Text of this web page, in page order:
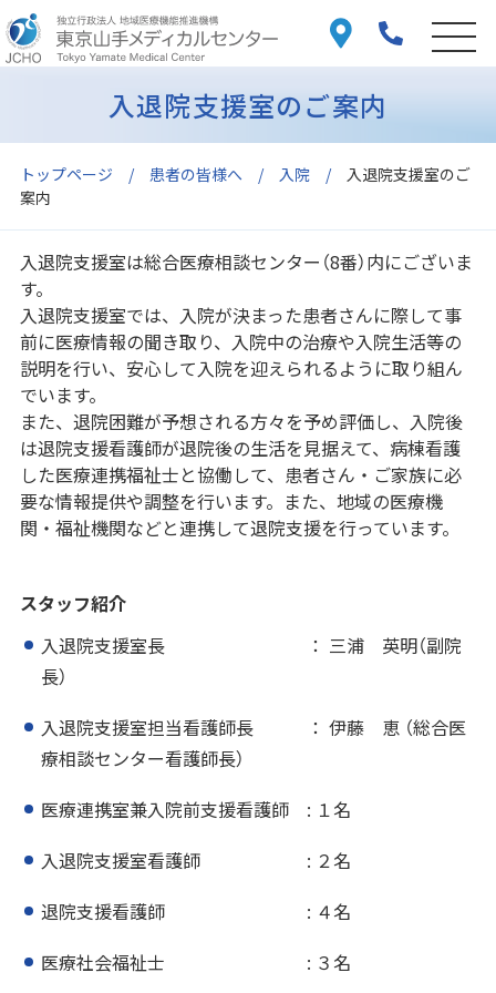
トップページ 患者の皆様へ 入院
入退院支援室のご
案内
入退院支援室のご案内
入退院支援室は総合医療相談センター（8番）内にございま
す。
入退院支援室では、入院が決まった患者さんに際して事
前に医療情報の聞き取り、入院中の治療や入院生活等の
説明を行い、安心して入院を迎えられるように取り組ん
でいます。
また、退院困難が予想される方々を予め評価し、入院後
は退院支援看護師が退院後の生活を見据えて、病棟看護
した医療連携福祉士と協働して、患者さん・ご家族に必
要な情報提供や調整を行います。また、地域の医療機
関・福祉機関などと連携して退院支援を行っています。
スタッフ紹介
入退院支援室長 ： 三浦 英明（副院
長）
入退院支援室担当看護師長 ： 伊藤 恵 （総合医
療相談センター看護師長）
医療連携室兼入院前支援看護師 : １名
入退院支援室看護師 : ２名
退院支援看護師 : ４名
医療社会福祉士 : ３名